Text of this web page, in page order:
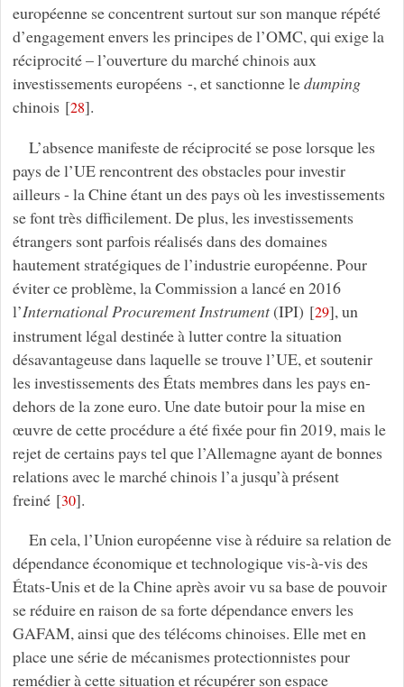
européenne se concentrent surtout sur son manque répété
d’engagement envers les principes de l’OMC, qui exige la
réciprocité – l’ouverture du marché chinois aux
investissements européens -, et sanctionne ledumping
chinois [28].
L’absence manifeste de réciprocité se pose lorsque les
pays de l’UE rencontrent des obstacles pour investir
ailleurs - la Chine étant un des pays où les investissements
se font très difficilement. De plus, les investissements
étrangers sont parfois réalisés dans des domaines
hautement stratégiques de l’industrie européenne. Pour
éviter ce problème, la Commission a lancé en 2016
l’International Procurement Instrument(IPI) [29], un
instrument légal destinée à lutter contre la situation
désavantageuse dans laquelle se trouve l’UE, et soutenir
les investissements des États membres dans les pays en-
dehors de la zone euro. Une date butoir pour la mise en
œuvre de cette procédure a été fixée pour fin 2019, mais le
rejet de certains pays tel que l’Allemagne ayant de bonnes
relations avec le marché chinois l’a jusqu’à présent
freiné[30].
En cela, l’Union européenne vise à réduire sa relation de
dépendance économique et technologique vis-à-vis des
États-Unis et de la Chine après avoir vu sa base de pouvoir
se réduire en raison de sa forte dépendance envers les
GAFAM, ainsi que des télécoms chinoises. Elle met en
place une série de mécanismes protectionnistes pour
remédier à cette situation et récupérer son espace